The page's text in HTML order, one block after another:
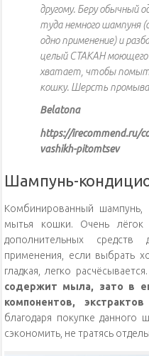
другому. Беру обычный
туда немного шампуня
одно применение) и
целый СТАКАН моющего
хватает, чтобы
кошку. Шерсть
Belatona
https://irecommend.ru/
vashikh-pitomtsev
Шампунь-
Комбинированный шампунь,
мытья кошки. Очень лёгок
дополнительных
применения, если выбрать
гладкая, легко расчёсывается.
содержит мыла, зато в
компонентов,
благодаря покупке данного
сэкономить, не тратясь